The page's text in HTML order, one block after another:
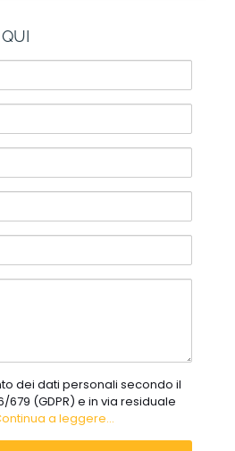
dei dati personali secondo il
679 (GDPR) e in via residuale
a leggere...